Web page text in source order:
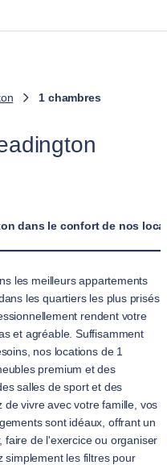
1 chambres
dans le confort de nos
les meilleurs appartements
les quartiers les plus prisés
rendent votre
et agréable. Suffisamment
nos locations de 1
premium et des
salles de sport et des
de vivre avec votre famille, vos
sont idéaux, offrant un
faire de l'exercice ou organiser
simplement les filtres pour